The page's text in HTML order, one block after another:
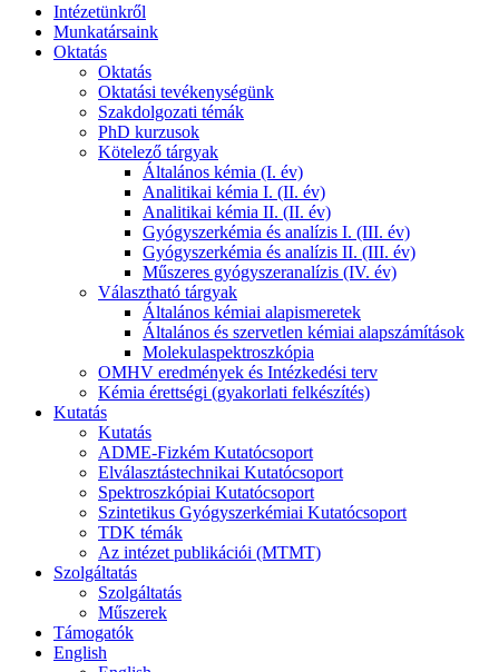
Intézetünkről
Munkatársaink
Oktatás
Oktatás
Oktatási tevékenységünk
Szakdolgozati témák
PhD kurzusok
Kötelező tárgyak
Általános kémia (I. év)
Analitikai kémia I. (II. év)
Analitikai kémia II. (II. év)
Gyógyszerkémia és analízis I. (III. év)
Gyógyszerkémia és analízis II. (III. év)
Műszeres gyógyszeranalízis (IV. év)
Választható tárgyak
Általános kémiai alapismeretek
Általános és szervetlen kémiai alapszámítások
Molekulaspektroszkópia
OMHV eredmények és Intézkedési terv
Kémia érettségi (gyakorlati felkészítés)
Kutatás
Kutatás
ADME-Fizkém Kutatócsoport
Elválasztástechnikai Kutatócsoport
Spektroszkópiai Kutatócsoport
Szintetikus Gyógyszerkémiai Kutatócsoport
TDK témák
Az intézet publikációi (MTMT)
Szolgáltatás
Szolgáltatás
Műszerek
Támogatók
English